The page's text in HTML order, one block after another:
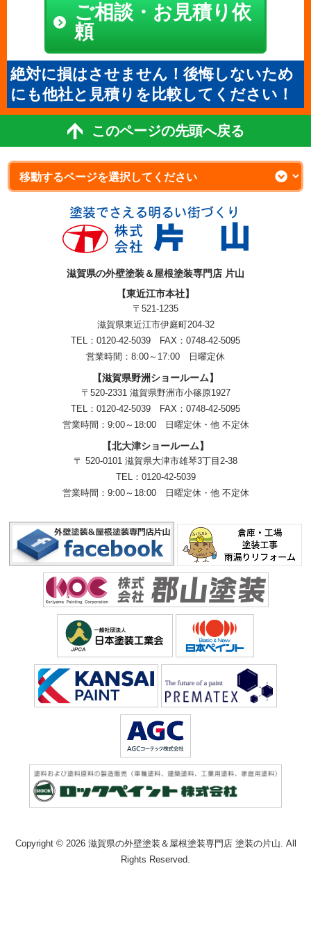
ご相談・お見積り依
頼
絶対に損はさせません！後悔しないため
にも他社と見積りを比較してください！
このページの先頭へ戻る
滋賀県の外壁塗装＆屋根塗装専門店 片山
【東近江市本社】
〒521-1235
滋賀県東近江市伊庭町204-32
TEL：0120-42-5039 FAX：0748-42-5095
営業時間：8:00～17:00 日曜定休
【滋賀県野洲ショールーム】
〒520-2331 滋賀県野洲市小篠原1927
TEL： 0120-42-5039 FAX：0748-42-5095
営業時間：9:00～18:00
日曜定休・他 不定休
【北大津ショールーム】
〒 520-0101 滋賀県大津市雄琴3丁目2-38
TEL： 0120-42-5039
営業時間：9:00～18:00
日曜定休・他 不定休
Copyright © 2026 滋賀県の外壁塗装＆屋根塗装専門店 塗装の片山. All
Rights Reserved.